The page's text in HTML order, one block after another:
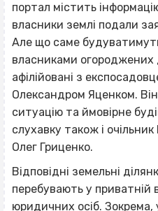
портал містить
власники землі подали
Але що саме
власниками огороджених
афілійовані з
Олександром Яценком.
ситуацію та ймовірне
слухавку також і
Олег Гриценко.
Відповідні земельні
перебувають у приватній
юридичних осіб. Зокрема,